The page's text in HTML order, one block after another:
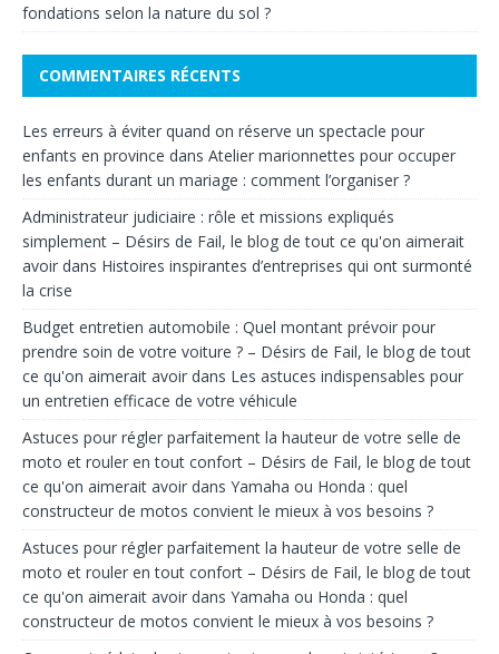
fondations selon la nature du sol ?
COMMENTAIRES RÉCENTS
Les erreurs à éviter quand on réserve un spectacle pour
enfants en province dans Atelier marionnettes pour occuper
les enfants durant un mariage : comment l’organiser ?
Administrateur judiciaire : rôle et missions expliqués
simplement – Désirs de Fail, le blog de tout ce qu'on aimerait
avoir dans Histoires inspirantes d’entreprises qui ont surmonté
la crise
Budget entretien automobile : Quel montant prévoir pour
prendre soin de votre voiture ? – Désirs de Fail, le blog de tout
ce qu'on aimerait avoir dans Les astuces indispensables pour
un entretien efficace de votre véhicule
Astuces pour régler parfaitement la hauteur de votre selle de
moto et rouler en tout confort – Désirs de Fail, le blog de tout
ce qu'on aimerait avoir dans Yamaha ou Honda : quel
constructeur de motos convient le mieux à vos besoins ?
Astuces pour régler parfaitement la hauteur de votre selle de
moto et rouler en tout confort – Désirs de Fail, le blog de tout
ce qu'on aimerait avoir dans Yamaha ou Honda : quel
constructeur de motos convient le mieux à vos besoins ?